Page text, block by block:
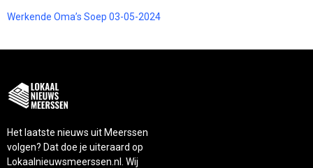
Werkende Oma’s Soep 03-05-2024
Het laatste nieuws uit Meerssen
volgen? Dat doe je uiteraard op
Lokaalnieuwsmeerssen.nl. Wij